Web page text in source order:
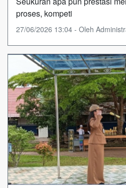
proses, kompeti
27/06/2026 13:04 - Oleh